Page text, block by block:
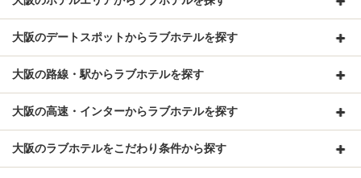
大阪のデートスポットからラブホテルを探す
大阪の路線・駅からラブホテルを探す
大阪の高速・インターからラブホテルを探す
大阪のラブホテルをこだわり条件から探す